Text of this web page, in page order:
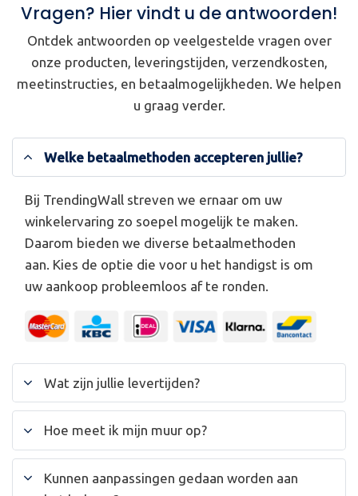
Vragen? Hier vindt u de antwoorden!
Ontdek antwoorden op veelgestelde vragen over
onze producten, leveringstijden, verzendkosten,
meetinstructies, en betaalmogelijkheden. We helpen
u graag verder.
Welke betaalmethoden accepteren jullie?
Bij TrendingWall streven we ernaar om uw
winkelervaring zo soepel mogelijk te maken.
Daarom bieden we diverse betaalmethoden
aan. Kies de optie die voor u het handigst is om
uw aankoop probleemloos af te ronden.
Wat zijn jullie levertijden?
Hoe meet ik mijn muur op?
Kunnen aanpassingen gedaan worden aan